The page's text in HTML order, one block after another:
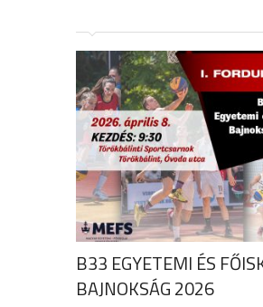
B33 EGYETEMI ÉS
BAJNOKSÁG 2026